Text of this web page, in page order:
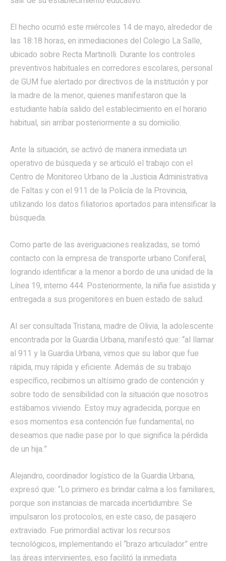
El hecho ocurrió este miércoles 14 de mayo, alrededor de
las 18:18 horas, en inmediaciones del Colegio La Salle,
ubicado sobre Recta Martinolli. Durante los controles
preventivos habituales en corredores escolares, personal
de GUM fue alertado por directivos de la institución y por
la madre de la menor, quienes manifestaron que la
estudiante había salido del establecimiento en el horario
habitual, sin arribar posteriormente a su domicilio.
Ante la situación, se activó de manera inmediata un
operativo de búsqueday se articuló el trabajo con el
Centro de Monitoreo Urbano de la Justicia Administrativa
de Faltas y con el 911 de la Policía de la Provincia,
utilizando los datos filiatorios aportados para intensificar la
búsqueda.
Como parte de las averiguaciones realizadas, se tomó
contacto con la empresa de transporte urbano Coniferal,
logrando identificar a la menor a bordo de una unidad de la
Línea 19, interno 444. Posteriormente, la niña fue asistida y
entregada a sus progenitores en buen estado de salud.
Al ser consultada Tristana, madre de Olivia, la adolescente
encontrada por la Guardia Urbana, manifestó que: “al llamar
al 911 y la Guardia Urbana, vimos que su labor que fue
rápida, muy rápida y eficiente. Además de su trabajo
específico, recibimos un altísimo grado de contención y
sobre todo de sensibilidad con la situación que nosotros
estábamos viviendo. Estoy muy agradecida, porque en
esos momentos esa contención fue fundamental, no
deseamos que nadie pase por lo que significa la pérdida
de un hija.”
Alejandro, coordinador logístico de la Guardia Urbana,
expresó que: “Lo primero es brindar calma a los familiares,
porque son instancias de marcada incertidumbre. Se
impulsaron los protocolos, en este caso, de pasajero
extraviado. Fue primordial activar los recursos
tecnológicos, implementando el “brazo articulador” entre
las áreas intervinientes, eso facilitó la inmediata